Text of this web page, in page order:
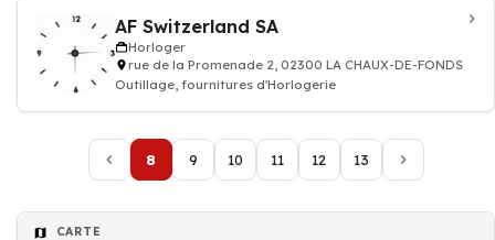
AF Switzerland SA
Horloger
rue de la Promenade 2, 02300 LA CHAUX-DE-FONDS
Outillage, fournitures d'Horlogerie
8 9 10 11 12 13
CARTE